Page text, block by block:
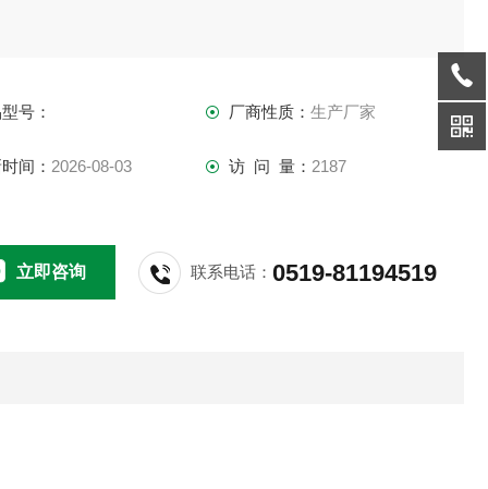
量（ml）
500）＊4
号： 厂商性质： 生产厂家
间： 2026-08-03 访 问 量： 2187
立即咨询 联系电话：0519-81194519